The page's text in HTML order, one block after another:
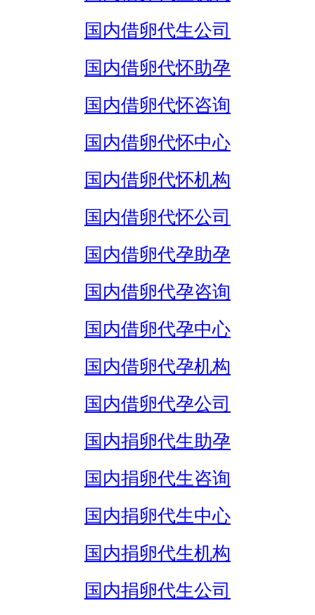
国内借卵代生公司
国内借卵代怀助孕
国内借卵代怀咨询
国内借卵代怀中心
国内借卵代怀机构
国内借卵代怀公司
国内借卵代孕助孕
国内借卵代孕咨询
国内借卵代孕中心
国内借卵代孕机构
国内借卵代孕公司
国内捐卵代生助孕
国内捐卵代生咨询
国内捐卵代生中心
国内捐卵代生机构
国内捐卵代生公司